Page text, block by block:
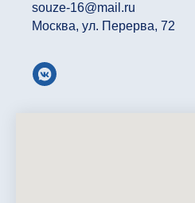
souze-16@mail.ru
Москва, ул. Перерва, 72